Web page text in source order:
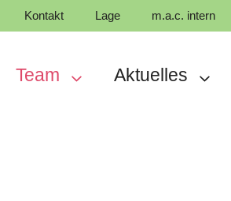
Kontakt Lage m.a.c. intern
Team Aktuelles